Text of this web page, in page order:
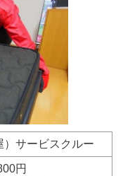
サービスクルー
円